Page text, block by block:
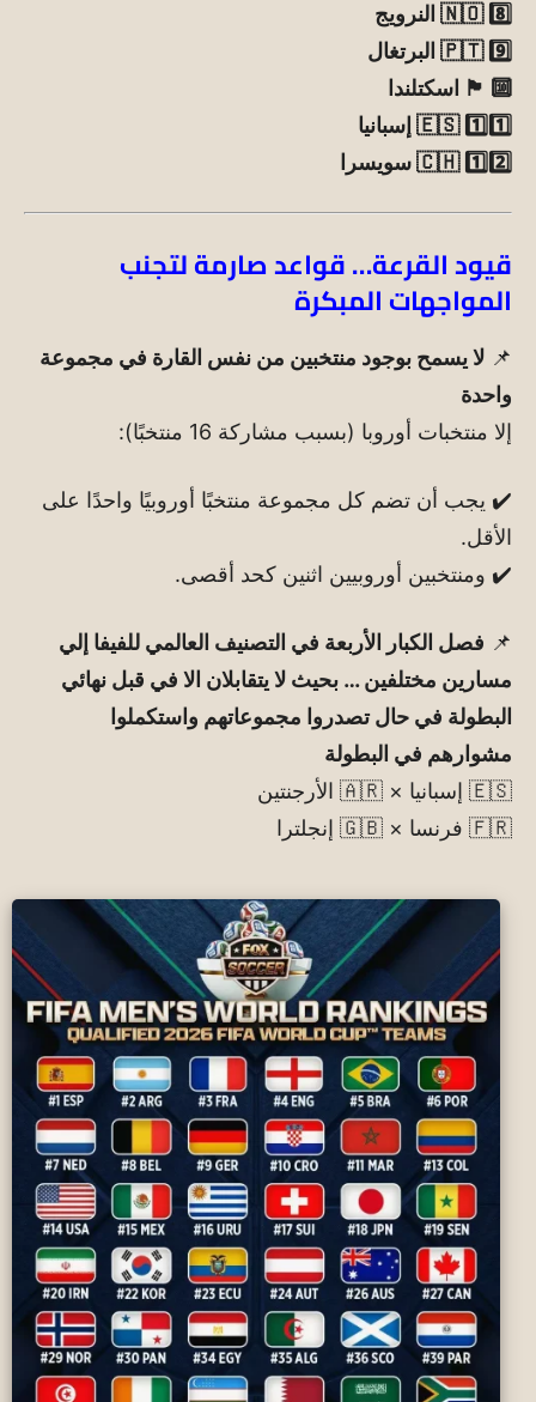
8️⃣ 🇳🇴 النرويج
9️⃣ 🇵🇹 البرتغال
🔟 🏴 اسكتلندا
1️⃣1️⃣ 🇪🇸 إسبانيا
1️⃣2️⃣ 🇨🇭 سويسرا
قيود القرعة… قواعد صارمة لتجنب
المواجهات المبكرة
📌 لا يسمح بوجود منتخبين من نفس القارة في مجموعة
واحدة
إلا منتخبات أوروبا (بسبب مشاركة 16 منتخبًا):
✔️ يجب أن تضم كل مجموعة منتخبًا أوروبيًا واحدًا على
الأقل.
✔️ ومنتخبين أوروبيين اثنين كحد أقصى.
📌 فصل الكبار الأربعة في التصنيف العالمي للفيفا إلي
مسارين مختلفين … بحيث لا يتقابلان الا في قبل نهائي
البطولة في حال تصدروا مجموعاتهم واستكملوا
مشوارهم في البطولة
🇪🇸 إسبانيا × 🇦🇷 الأرجنتين
🇫🇷 فرنسا × 🇬🇧 إنجلترا